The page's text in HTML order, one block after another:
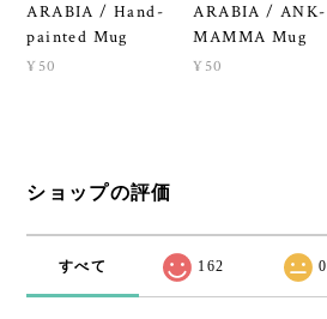
ARABIA / Hand-
painted Mug
¥50
ARABIA / ANK-
MAMMA Mug
¥50
ショップの評価
すべて 162 0